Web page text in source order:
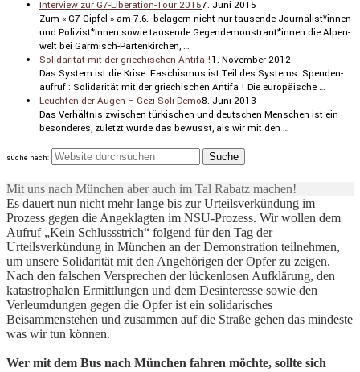
Interview zur G7-Liberation-Tour 20157. Juni 2015
Zum « G7-Gipfel » am 7.6. belagern nicht nur tausende Journalist*innen
und Polizist*innen sowie tausende Gegendemonstrant*innen die Alpen­
welt bei Garmisch-Parten­kir­chen, …
Solidarität mit der griechischen Antifa !1. November 2012
Das System ist die Krise. Faschismus ist Teil des Systems. Spenden­
aufruf : Solida­rität mit der griechi­schen Antifa ! Die europäi­sche …
Leuchten der Augen – Gezi-Soli-Demo8. Juni 2013
Das Verhältnis zwischen türki­schen und deutschen Menschen ist ein
beson­deres, zuletzt wurde das bewusst, als wir mit den …
suche nach:
Mit uns nach München aber auch im Tal Rabatz machen!
Es dauert nun nicht mehr lange bis zur Urteilsverkündung im
Prozess gegen die Angeklagten im NSU-Prozess. Wir wollen dem
Aufruf „Kein Schlussstrich“ folgend für den Tag der
Urteilsverkündung in München an der Demonstration teilnehmen,
um unsere Solidarität mit den Angehörigen der Opfer zu zeigen.
Nach den falschen Versprechen der lückenlosen Aufklärung, den
katastrophalen Ermittlungen und dem Desinteresse sowie den
Verleumdungen gegen die Opfer ist ein solidarisches
Beisammenstehen und zusammen auf die Straße gehen das mindeste
was wir tun können.
Wer mit dem Bus nach München fahren möchte, sollte sich